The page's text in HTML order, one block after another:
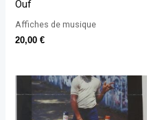
Ouf
Affiches de musique
20,00€